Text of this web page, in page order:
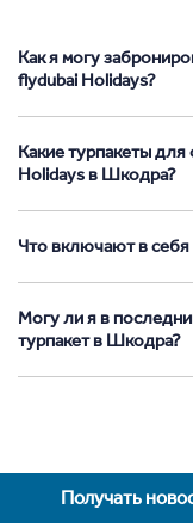
Как я могу
flydubai Holidays?
Какие турпакеты для
Holidays в Шкодра?
Что включают в
Могу ли я в
турпакет в Шкодра?
Получать